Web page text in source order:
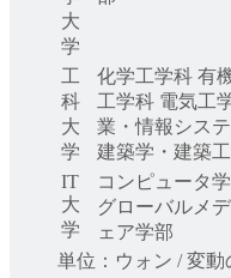
大
学
工
科
大
学
化学工学科 有
工学科 電気工
業・情報シス
建築学・建築
IT
大
学
コンピュータ
グローバルメ
ェア学部
単位：ウォン / 変動